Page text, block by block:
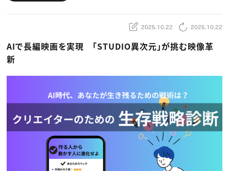
デザイン
編集・ライティング
マーケティング
ディレクション
業界解説・キャリア事情
お役立ち基礎知識
TOP Creator’s コラム
Webクリエイター
アプリクリエイター
ゲームクリエイター
映像クリエイター
マーケッター
C＆R Magazine
セミナー
映像
広告
出版
CREATIVE VILLAGEからのお知らせ
プロフェッショナル×つながる×メディア
2025.10.22 2025.10.22
AIで長編映画を実現 「STUDIO異次元」が挑む映像革
新